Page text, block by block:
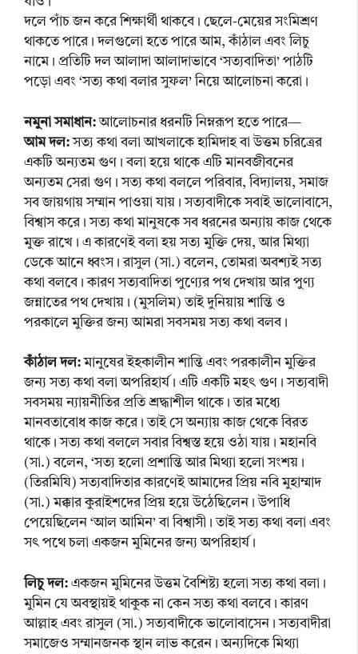
দলে পাঁচ জন করে শিক্ষার্থী থাকবে। ছেলে-মেয়ের সংমিশ্রণ
থাকতে পারে। দলগুলো হতে পারে আম, কাঁঠাল এবং লিচু
নামে। প্রতিটি দল আলাদা আলাদাভাবে ‘সত্যবাদিতা’ পাঠটি
পড়ো এবং ‘সত্য কথা বলার সুফল’ নিয়ে আলোচনা করো।
নমুনা সমাধান:আলোচনার ধরনটি নিম্নরূপ হতে পারে—
আম দল:সত্য কথা বলা আখলাকে হামিদাহ বা উত্তম চরিত্রের
একটি অন্যতম গুণ। বলা হয়ে থাকে এটি মানবজীবনের
অন্যতম সেরা গুণ। সত্য কথা বললে পরিবার, বিদ্যালয়, সমাজ
সব জায়গায় সম্মান পাওয়া যায়। সত্যবাদীকে সবাই ভালোবাসে,
বিশ্বাস করে। সত্য কথা মানুষকে সব ধরনের অন্যায় কাজ থেকে
মুক্ত রাখে। এ কারণেই বলা হয় সত্য মুক্তি দেয়, আর মিথ্যা
ডেকে আনে ধ্বংস। রাসুল (সা.) বলেন, তোমরা অবশ্যই সত্য
কথা বলবে। কারণ সত্যবাদিতা পুণ্যের পথ দেখায় আর পুণ্য
জন্নাতের পথ দেখায়। (মুসলিম) তাই দুনিয়ায় শান্তি ও
পরকালে মুক্তির জন্য আমরা সবসময় সত্য কথা বলব।
কাঁঠাল দল:মানুষের ইহকালীন শান্তি এবং পরকালীন মুক্তির
জন্য সত্য কথা বলা অপরিহার্য। এটি একটি মহৎ গুণ। সত্যবাদী
সবসময় ন্যায়নীতির প্রতি শ্রদ্ধাশীল থাকে। তার মধ্যে
মানবতাবোধ কাজ করে। তাই সে অন্যায় কাজ থেকে বিরত
থাকে। সত্য কথা বললে সবার বিশ্বস্ত হয়ে ওঠা যায়। মহানবি
(সা.) বলেন, ‘সত্য হলো প্রশান্তি আর মিথ্যা হলো সংশয়।
(তিরমিযি) সত্যবাদিতার কারণেই আমাদের প্রিয় নবি মুহাম্মাদ
(সা.) মক্কার কুরাইশদের প্রিয় হয়ে উঠেছিলেন। উপাধি
পেয়েছিলেন ‘আল আমিন’ বা বিশ্বাসী। তাই সত্য কথা বলা এবং
সৎ পথে চলা একজন মুমিনের জন্য অপরিহার্য।
লিচু দল: একজন মুমিনের উত্তম বৈশিষ্ট্য হলো সত্য কথা বলা।
মুমিন যে অবস্থায়ই থাকুক না কেন সত্য কথা বলবে। কারণ
আল্লাহ এবং রাসুল (সা.) সত্যবাদীকে ভালোবাসেন। সত্যবাদীরা
সমাজেও সম্মানজনক স্থান লাভ করেন। অন্যদিকে মিথ্যা